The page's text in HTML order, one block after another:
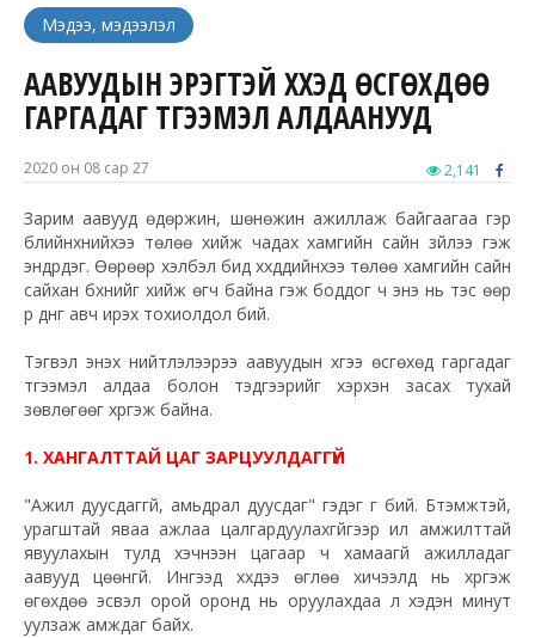
Мэдээ, мэдээлэл
ААВУУДЫН ЭРЭГТЭЙ ХҮҮХЭД ӨСГӨХДӨӨ
ГАРГАДАГ ТҮГЭЭМЭЛ АЛДААНУУД
2020 он 08 сар 27 2,141
Зарим аавууд өдөржин, шөнөжин ажиллаж байгаагаа гэр
бүлийнхнийхээ төлөө хийж чадах хамгийн сайн зүйлээ гэж
эндүүрдэг. Өөрөөр хэлбэл бид хүүхдүүдийнхээ төлөө хамгийн сайн
сайхан бүхнийг хийж өгч байна гэж боддог ч энэ нь тэс өөр
үр дүнг авч ирэх тохиолдол бий.
Тэгвэл энэхүү нийтлэлээрээ аавуудын хүүгээ өсгөхөд гаргадаг
түгээмэл алдаа болон тэдгээрийг хэрхэн засах тухай
зөвлөгөөг хүргэж байна.
1. ХАНГАЛТТАЙ ЦАГ ЗАРЦУУЛДАГГҮЙ
"Ажил дуусдаггүй, амьдрал дуусдаг" гэдэг үг бий. Бүтэмжтэй,
урагштай яваа ажлаа цалгардуулахгүйгээр илүү амжилттай
явуулахын тулд хэчнээн цагаар ч хамаагүй ажилладаг
аавууд цөөнгүй. Ингээд хүүхдээ өглөө хичээлд нь хүргэж
өгөхдөө эсвэл орой оронд нь оруулахдаа л хэдэн минут
уулзаж амждаг байх.